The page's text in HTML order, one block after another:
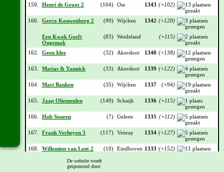
159. Henri de Groot 2 (104) Oss 1343 (+102)
160. Gerco Kouwenberg 2 (99) Wijchen 1342 (+120)
Een Kwak Geeft
Ongemak
(83) Weideland (+115)
162. Geen Idee (32) Akersloot 1340 (+138)
163. Matias & Yannick (33) Akersloot 1339 (+122)
164. Mari Banken (35) Wijchen 1337 (+94)
165. Jaap Oliemeulen (149) Schaijk 1336 (+115)
166. Hub Souren (7) Geleen 1335 (+112)
167. Frank Verheyen 3 (117) Venray 1334 (+127)
168. Willemien van Lent 2 (10) Eindhoven 1333 (+152)
De website wordt
gesponsord door: